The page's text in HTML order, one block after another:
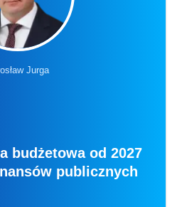
Jurga
budżetowa od 2027
publicznych